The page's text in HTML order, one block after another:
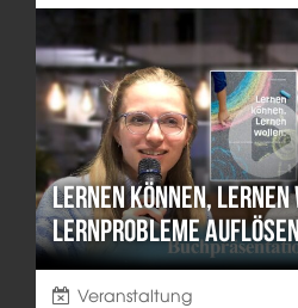
Lernen können,
Lernprobleme
Veranstaltung